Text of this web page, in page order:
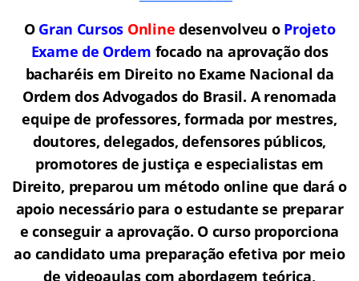
O Gran Cursos Online desenvolveu o Projeto
Exame de Ordem focado na aprovação dos
bacharéis em Direito no Exame Nacional da
Ordem dos Advogados do Brasil. A renomada
equipe de professores, formada por mestres,
doutores, delegados, defensores públicos,
promotores de justiça e especialistas em
Direito, preparou um método online que dará o
apoio necessário para o estudante se preparar
e conseguir a aprovação. O curso proporciona
ao candidato uma preparação efetiva por meio
de videoaulas com abordagem teórica,